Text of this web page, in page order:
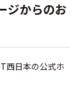
ジからのお
西日本の公式ホ